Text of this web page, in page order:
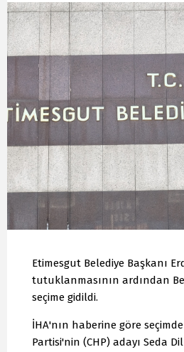
Etimesgut Belediye Başkanı
tutuklanmasının ardından
seçime gidildi.
İHA'nın haberine göre
Partisi'nin (CHP) adayı Seda